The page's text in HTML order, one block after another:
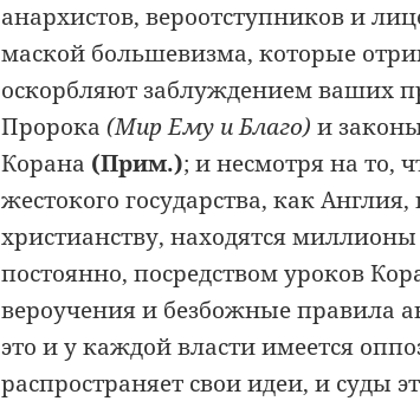
анархистов, вероотступников и
маской большевизма, которые
оскорбляют заблуждением ваших
Пророка(Мир Ему и Благо) и
Корана (Прим.); и несмотря на то,
жестокого государства, как
христианству, находятся
постоянно, посредством уроков
вероучения и безбожные правила
это и у каждой власти имеется
распространяет свои идеи, и суды